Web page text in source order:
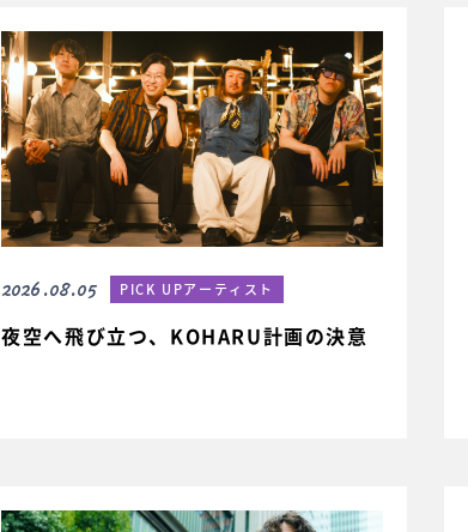
2026.08.05 PICK UPアーティスト
夜空へ飛び立つ、KOHARU計画の決意